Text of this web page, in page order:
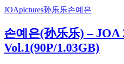
JOApictures孙乐乐손예은
손예은(孙乐乐) – JOA
Vol.1(90P/1.03GB)